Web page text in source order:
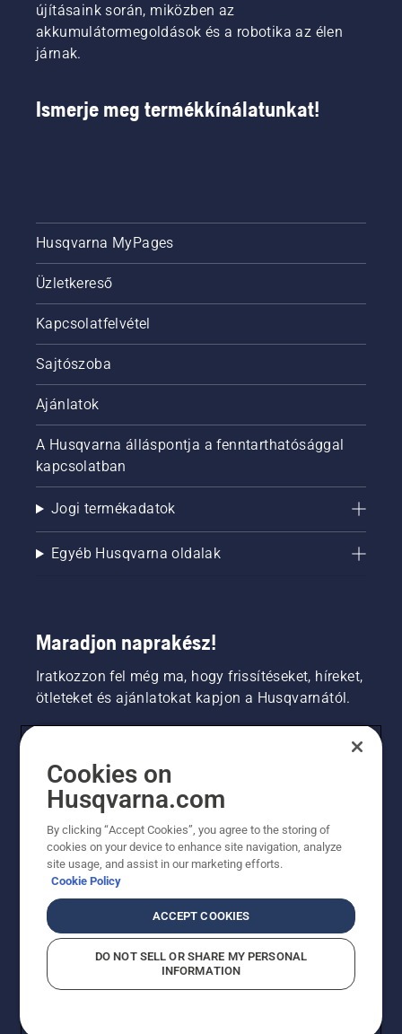
újításaink során, miközben az
akkumulátormegoldások és a robotika az élen
járnak.
Ismerje meg termékkínálatunkat!
Husqvarna MyPages
Üzletkereső
Kapcsolatfelvétel
Sajtószoba
Ajánlatok
A Husqvarna álláspontja a fenntarthatósággal
kapcsolatban
Jogi termékadatok
Egyéb Husqvarna oldalak
Maradjon naprakész!
Iratkozzon fel még ma, hogy frissítéseket, híreket,
ötleteket és ajánlatokat kapjon a Husqvarnától.
PROFESSZIONÁLIS
Cookies on
Husqvarna.com
By clicking “Accept Cookies”, you agree to the storing of
cookies on your device to enhance site navigation, analyze
site usage, and assist in our marketing efforts.
Cookie Policy
ACCEPT COOKIES
DO NOT SELL OR SHARE MY PERSONAL
INFORMATION